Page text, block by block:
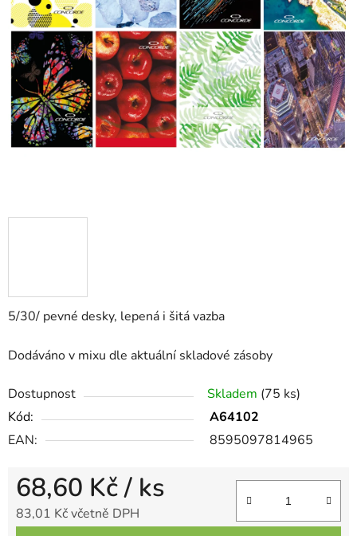
5/30/ pevné desky, lepená i šitá vazba
Dodáváno v mixu dle aktuální skladové zásoby
Dostupnost Skladem (75 ks)
Kód:
A64102
EAN:
8595097814965
68,60 Kč/ ks
83,01 Kč včetně DPH